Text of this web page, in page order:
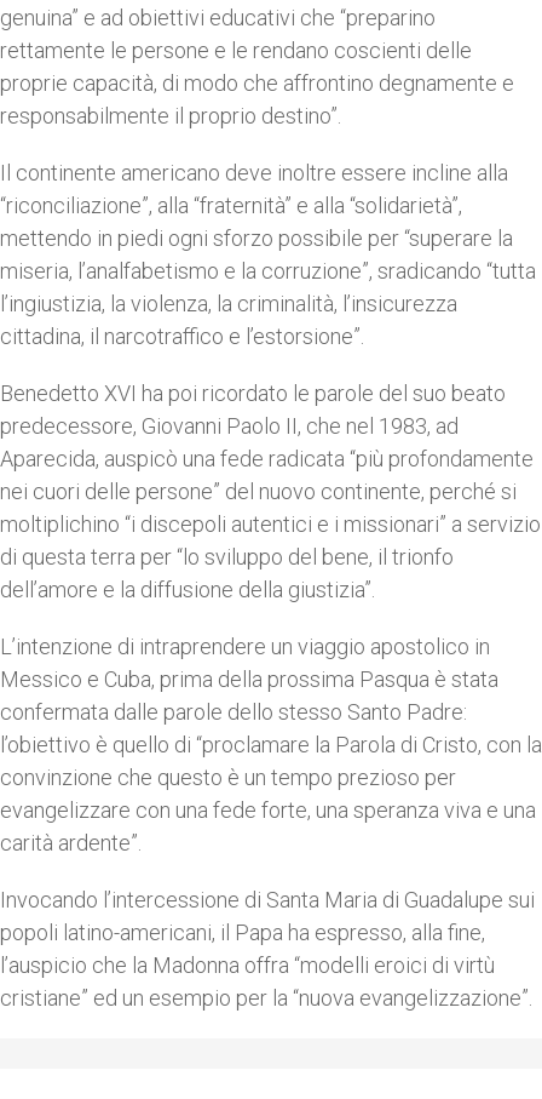
genuina” e ad obiettivi educativi che “preparino
rettamente le persone e le rendano coscienti delle
proprie capacità, di modo che affrontino degnamente e
responsabilmente il proprio destino”.
Il continente americano deve inoltre essere incline alla
“riconciliazione”, alla “fraternità” e alla “solidarietà”,
mettendo in piedi ogni sforzo possibile per “superare la
miseria, l’analfabetismo e la corruzione”, sradicando “tutta
l’ingiustizia, la violenza, la criminalità, l’insicurezza
cittadina, il narcotraffico e l’estorsione”.
Benedetto XVI ha poi ricordato le parole del suo beato
predecessore, Giovanni Paolo II, che nel 1983, ad
Aparecida, auspicò una fede radicata “più profondamente
nei cuori delle persone” del nuovo continente, perché si
moltiplichino “i discepoli autentici e i missionari” a servizio
di questa terra per “lo sviluppo del bene, il trionfo
dell’amore e la diffusione della giustizia”.
L’intenzione di intraprendere un viaggio apostolico in
Messico e Cuba, prima della prossima Pasqua è stata
confermata dalle parole dello stesso Santo Padre:
l’obiettivo è quello di “proclamare la Parola di Cristo, con la
convinzione che questo è un tempo prezioso per
evangelizzare con una fede forte, una speranza viva e una
carità ardente”.
Invocando l’intercessione di Santa Maria di Guadalupe sui
popoli latino-americani, il Papa ha espresso, alla fine,
l’auspicio che la Madonna offra “modelli eroici di virtù
cristiane” ed un esempio per la “nuova evangelizzazione”.